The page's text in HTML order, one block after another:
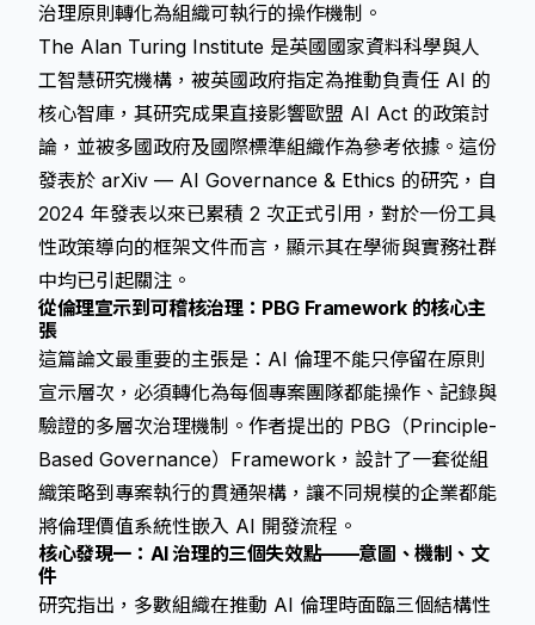
治理原則轉化為組織可執行的操作機制。
The Alan Turing Institute 是英國國家資料科學與人
工智慧研究機構，被英國政府指定為推動負責任 AI 的
核心智庫，其研究成果直接影響歐盟 AI Act 的政策討
論，並被多國政府及國際標準組織作為參考依據。這份
發表於 arXiv — AI Governance & Ethics 的研究，自
2024 年發表以來已累積 2 次正式引用，對於一份工具
性政策導向的框架文件而言，顯示其在學術與實務社群
中均已引起關注。
從倫理宣示到可稽核治理：PBG Framework 的核心主
張
這篇論文最重要的主張是：AI 倫理不能只停留在原則
宣示層次，必須轉化為每個專案團隊都能操作、記錄與
驗證的多層次治理機制。作者提出的 PBG（Principle-
Based Governance）Framework，設計了一套從組
織策略到專案執行的貫通架構，讓不同規模的企業都能
將倫理價值系統性嵌入 AI 開發流程。
核心發現一：AI 治理的三個失效點——意圖、機制、文
件
研究指出，多數組織在推動 AI 倫理時面臨三個結構性